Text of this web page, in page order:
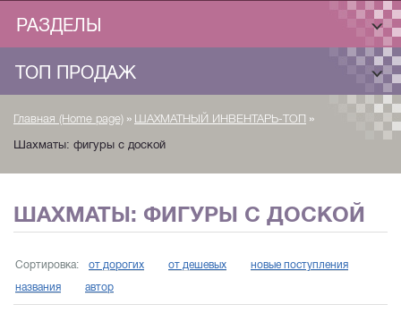
РАЗДЕЛЫ
ТОП ПРОДАЖ
Главная (Home page) » ШАХМАТНЫЙ ИНВЕНТАРЬ-ТОП »
Шахматы: фигуры с доской
ШАХМАТЫ: ФИГУРЫ С ДОСКОЙ
Сортировка: от дорогих от дешевых
новые поступления
названия
автор